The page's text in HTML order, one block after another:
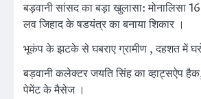
बड़वानी सांसद का बड़ा खुलासा: मोनालिसा
लव जिहाद के षडयंत्र का बनाया शिकार ।
भूकंप के झटके से घबराए ग्रामीण , दहशत में
बड़वानी कलेक्टर जयति सिंह का व्हाट्सऐप
पेमेंट के मैसेज ।